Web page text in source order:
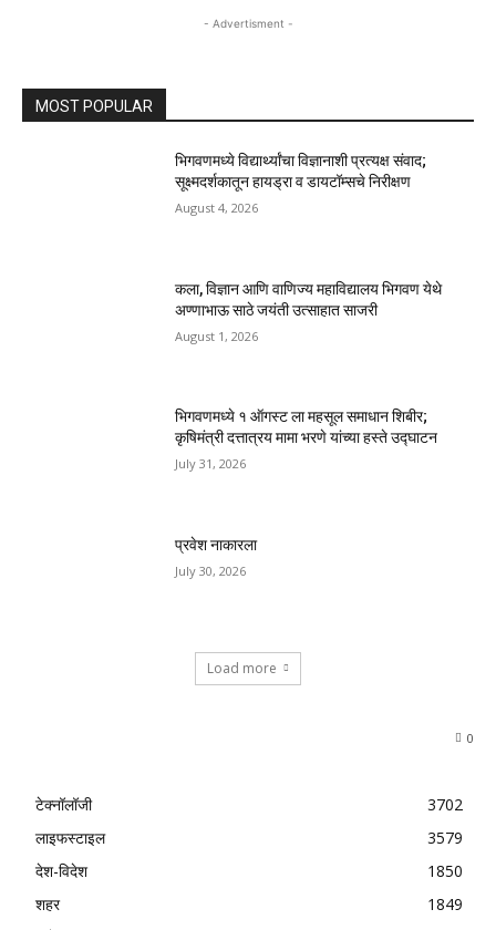
- Advertisment -
MOST POPULAR
भिगवणमध्ये विद्यार्थ्यांचा विज्ञानाशी प्रत्यक्ष संवाद;
सूक्ष्मदर्शकातून हायड्रा व डायटॉम्सचे निरीक्षण
August 4, 2026
कला, विज्ञान आणि वाणिज्य महाविद्यालय भिगवण येथे
अण्णाभाऊ साठे जयंती उत्साहात साजरी
August 1, 2026
भिगवणमध्ये १ ऑगस्ट ला महसूल समाधान शिबीर;
कृषिमंत्री दत्तात्रय मामा भरणे यांच्या हस्ते उद्घाटन
July 31, 2026
प्रवेश नाकारला
July 30, 2026
Load more
0
टेक्नॉलॉजी
3702
लाइफस्टाइल
3579
देश-विदेश
1850
शहर
1849